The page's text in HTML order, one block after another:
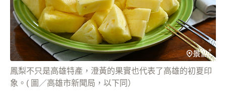
鳳梨不只是高雄特產，澄黃的果實也代表了高雄的初夏印
象。( 圖／高雄市新聞局，以下同）